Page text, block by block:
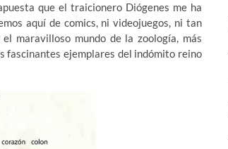
que el traicionero Diógenes me ha
aquí de comics, ni videojuegos, ni tan
maravilloso mundo de la zoología, más
fascinantes ejemplares del indómito reino